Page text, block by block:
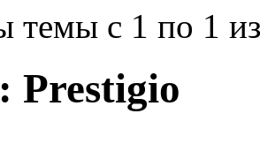
темы с 1 по 1
Prestigio